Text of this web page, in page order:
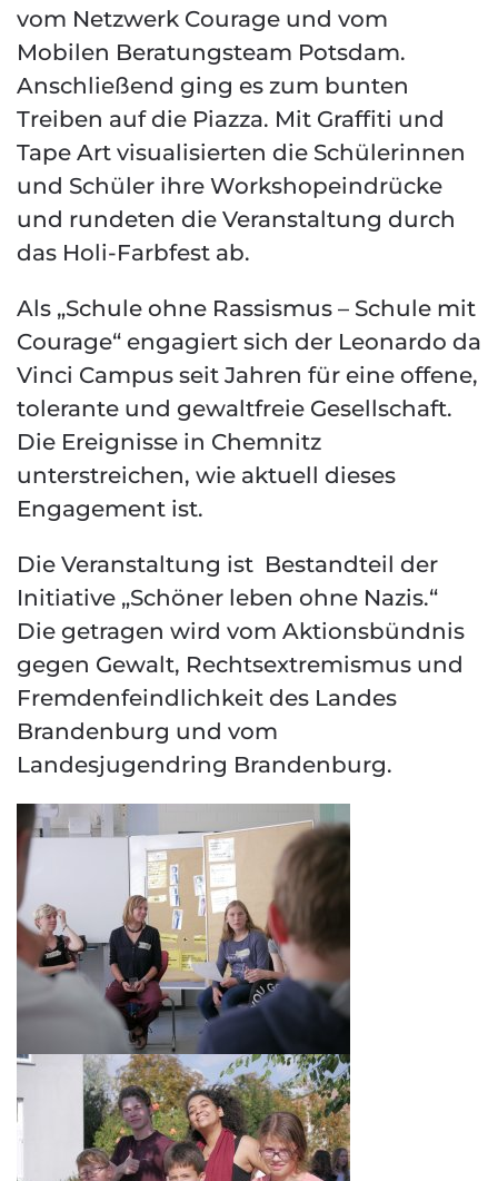
vom Netzwerk Courage und vom
Mobilen Beratungsteam Potsdam.
Anschließend ging es zum bunten
Treiben auf die Piazza. Mit Graffiti und
Tape Art visualisierten die Schülerinnen
und Schüler ihre Workshopeindrücke
und rundeten die Veranstaltung durch
das Holi-Farbfest ab.
Als „Schule ohne Rassismus – Schule mit
Courage“ engagiert sich der Leonardo da
Vinci Campus seit Jahren für eine offene,
tolerante und gewaltfreie Gesellschaft.
Die Ereignisse in Chemnitz
unterstreichen, wie aktuell dieses
Engagement ist.
Die Veranstaltung ist Bestandteil der
Initiative „Schöner leben ohne Nazis.“
Die getragen wird vom Aktionsbündnis
gegen Gewalt, Rechtsextremismus und
Fremdenfeindlichkeit des Landes
Brandenburg und vom
Landesjugendring Brandenburg.